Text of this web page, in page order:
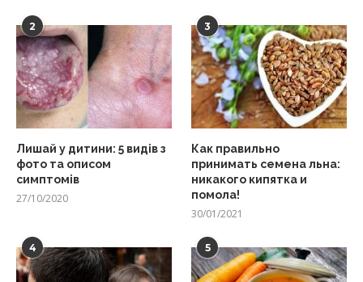
2
Лишай у дитини: 5 видів з
фото та описом
симптомів
27/10/2020
3
Как правильно
принимать семена льна:
никакого кипятка и
помола!
30/01/2021
4 5